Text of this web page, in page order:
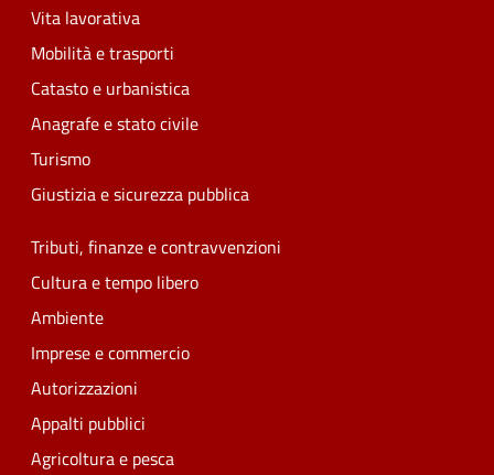
Vita lavorativa
Mobilità e trasporti
Catasto e urbanistica
Anagrafe e stato civile
Turismo
Giustizia e sicurezza pubblica
Tributi, finanze e contravvenzioni
Cultura e tempo libero
Ambiente
Imprese e commercio
Autorizzazioni
Appalti pubblici
Agricoltura e pesca